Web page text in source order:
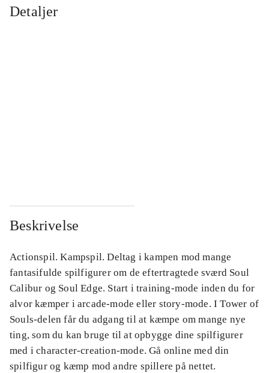
Detaljer
Beskrivelse
Actionspil. Kampspil. Deltag i kampen mod mange
fantasifulde spilfigurer om de eftertragtede sværd Soul
Calibur og Soul Edge. Start i training-mode inden du for
alvor kæmper i arcade-mode eller story-mode. I Tower of
Souls-delen får du adgang til at kæmpe om mange nye
ting, som du kan bruge til at opbygge dine spilfigurer
med i character-creation-mode. Gå online med din
spilfigur og kæmp mod andre spillere på nettet.